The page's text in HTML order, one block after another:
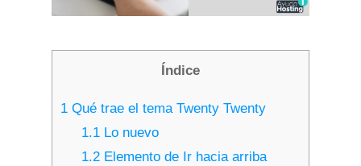
Índice
1 Qué trae el tema Twenty Twenty
1.1Lo nuevo
1.2Elemento de Ir hacia arriba